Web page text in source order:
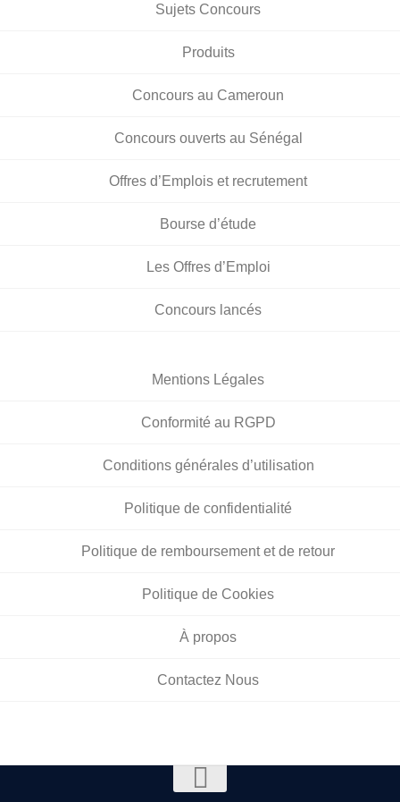
Sujets Concours
Produits
Concours au Cameroun
Concours ouverts au Sénégal
Offres d’Emplois et recrutement
Bourse d’étude
Les Offres d’Emploi
Concours lancés
Mentions Légales
Conformité au RGPD
Conditions générales d’utilisation
Politique de confidentialité
Politique de remboursement et de retour
Politique de Cookies
À propos
Contactez Nous